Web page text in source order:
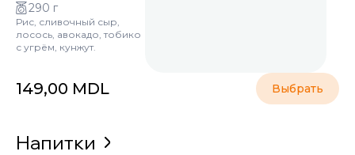
290 г
Рис, сливочный сыр,
лосось, авокадо, тобико
с угрём, кунжут.
149,00 MDL Выбрать
Напитки